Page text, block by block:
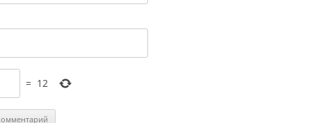
= 12